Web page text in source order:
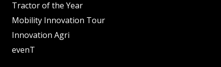
Tractor of the Year
Mobility Innovation Tour
Innovation Agri
evenT